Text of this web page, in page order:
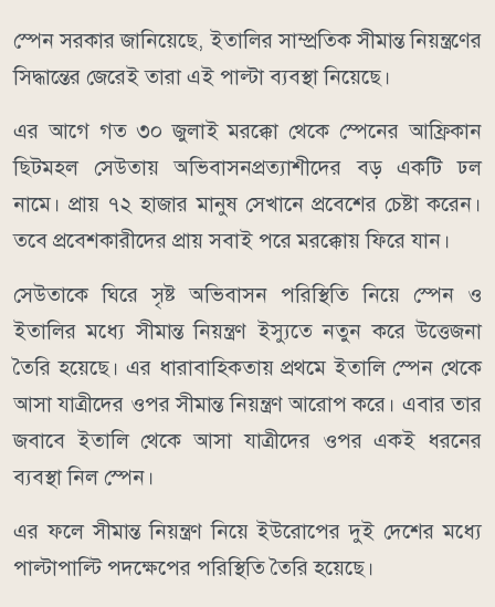
স্পেন সরকার জানিয়েছে, ইতালির সাম্প্রতিক সীমান্ত নিয়ন্ত্রণের
সিদ্ধান্তের জেরেই তারা এই পাল্টা ব্যবস্থা নিয়েছে।
এর আগে গত ৩০ জুলাই মরক্কো থেকে স্পেনের আফ্রিকান
ছিটমহল সেউতায় অভিবাসনপ্রত্যাশীদের বড় একটি ঢল
নামে। প্রায় ৭২ হাজার মানুষ সেখানে প্রবেশের চেষ্টা করেন।
তবে প্রবেশকারীদের প্রায় সবাই পরে মরক্কোয় ফিরে যান।
সেউতাকে ঘিরে সৃষ্ট অভিবাসন পরিস্থিতি নিয়ে স্পেন ও
ইতালির মধ্যে সীমান্ত নিয়ন্ত্রণ ইস্যুতে নতুন করে উত্তেজনা
তৈরি হয়েছে। এর ধারাবাহিকতায় প্রথমে ইতালি স্পেন থেকে
আসা যাত্রীদের ওপর সীমান্ত নিয়ন্ত্রণ আরোপ করে। এবার তার
জবাবে ইতালি থেকে আসা যাত্রীদের ওপর একই ধরনের
ব্যবস্থা নিল স্পেন।
এর ফলে সীমান্ত নিয়ন্ত্রণ নিয়ে ইউরোপের দুই দেশের মধ্যে
পাল্টাপাল্টি পদক্ষেপের পরিস্থিতি তৈরি হয়েছে।